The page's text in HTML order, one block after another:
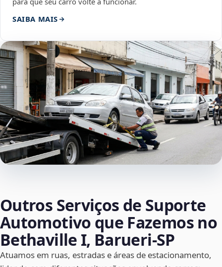
SAIBA MAIS
Outros Serviços de Suporte
Automotivo que Fazemos no
Bethaville I, Barueri‑SP
Atuamos em ruas, estradas e áreas de estacionamento,